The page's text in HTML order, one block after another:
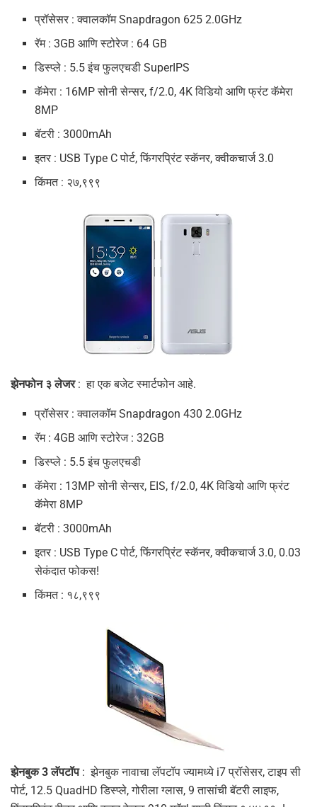
प्रॉसेसर : क्वालकॉम Snapdragon 625 2.0GHz
रॅम : 3GB आणि स्टोरेज : 64 GB
डिस्प्ले : 5.5 इंच फुलएचडी SuperIPS
कॅमेरा : 16MP सोनी सेन्सर, f/2.0, 4K विडियो आणि फ्रंट कॅमेरा
8MP
बॅटरी : 3000mAh
इतर : USB Type C पोर्ट, फिंगरप्रिंट स्कॅनर, क्वीकचार्ज 3.0
किंमत : २७,९९९
झेनफोन ३ लेजर: हा एक बजेट स्मार्टफोन आहे.
प्रॉसेसर : क्वालकॉम Snapdragon 430 2.0GHz
रॅम : 4GB आणि स्टोरेज : 32GB
डिस्प्ले : 5.5 इंच फुलएचडी
कॅमेरा : 13MP सोनी सेन्सर, EIS, f/2.0, 4K विडियो आणि फ्रंट
कॅमेरा 8MP
बॅटरी : 3000mAh
इतर : USB Type C पोर्ट, फिंगरप्रिंट स्कॅनर, क्वीकचार्ज 3.0, 0.03
सेकंदात फोकस!
किंमत : १८,९९९
झेनबुक 3 लॅपटॉप: झेनबुक नावाचा लॅपटॉप ज्यामध्ये i7 प्रॉसेसर, टाइप सी
पोर्ट, 12.5 QuadHD डिस्प्ले, गोरीला ग्लास, 9 तासांची बॅटरी लाइफ,